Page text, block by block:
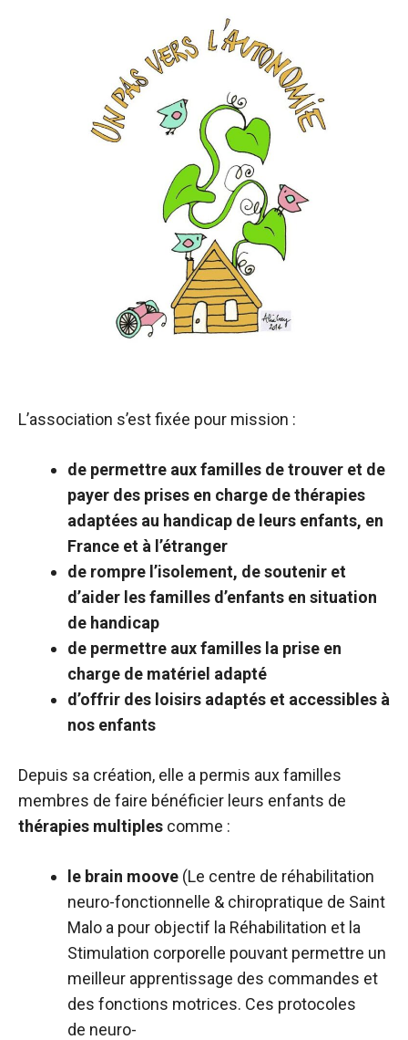
L’association s’est fixée pour mission :
de permettre aux familles de trouver et de
payer des prises en charge de thérapies
adaptées au handicap de leurs enfants, en
France et à l’étranger
de rompre l’isolement, de soutenir et
d’aider les familles d’enfants en situation
de handicap
de permettre aux familles la prise en
charge de matériel adapté
d’offrir des loisirs adaptés et accessibles à
nos enfants
Depuis sa création, elle a permis aux familles
membres de faire bénéficier leurs enfants de
thérapies multiples comme :
le brain moove (Le centre de réhabilitation
neuro-fonctionnelle & chiropratique de Saint
Malo a pour objectif la Réhabilitation et la
Stimulation corporelle pouvant permettre un
meilleur apprentissage des commandes et
des fonctions motrices. Ces protocoles
de neuro-